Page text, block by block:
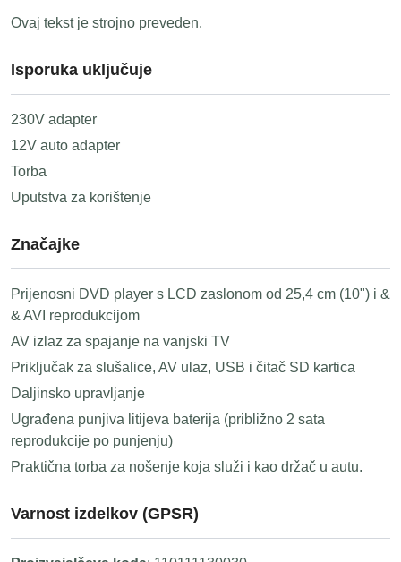
Ovaj tekst je strojno preveden.
Isporuka uključuje
230V adapter
12V auto adapter
Torba
Uputstva za korištenje
Značajke
Prijenosni DVD player s LCD zaslonom od 25,4 cm (10") i &
& AVI reprodukcijom
AV izlaz za spajanje na vanjski TV
Priključak za slušalice, AV ulaz, USB i čitač SD kartica
Daljinsko upravljanje
Ugrađena punjiva litijeva baterija (približno 2 sata
reprodukcije po punjenju)
Praktična torba za nošenje koja služi i kao držač u autu.
Varnost izdelkov (GPSR)